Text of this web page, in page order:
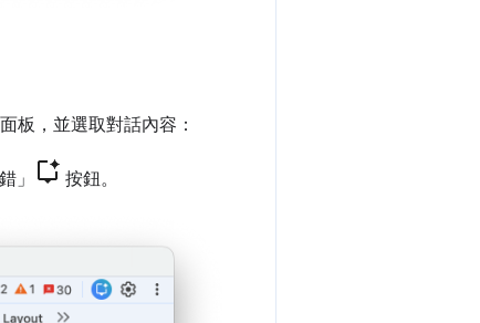
板，並選取對話內容：
」 按鈕。